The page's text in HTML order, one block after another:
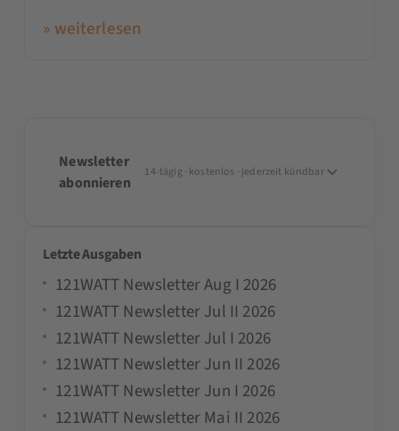
» weiterlesen
Newsletter
abonnieren
14-tägig · kostenlos · jederzeit kündbar
Letzte Ausgaben
121WATT Newsletter Aug I 2026
121WATT Newsletter Jul II 2026
121WATT Newsletter Jul I 2026
121WATT Newsletter Jun II 2026
121WATT Newsletter Jun I 2026
121WATT Newsletter Mai II 2026